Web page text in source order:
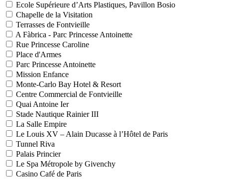
Ecole Supérieure d’Arts Plastiques, Pavillon Bosio
Chapelle de la Visitation
Terrasses de Fontvieille
A Fàbrica - Parc Princesse Antoinette
Rue Princesse Caroline
Place d'Armes
Parc Princesse Antoinette
Mission Enfance
Monte-Carlo Bay Hotel & Resort
Centre Commercial de Fontvieille
Quai Antoine Ier
Stade Nautique Rainier III
La Salle Empire
Le Louis XV – Alain Ducasse à l’Hôtel de Paris
Tunnel Riva
Palais Princier
Le Spa Métropole by Givenchy
Casino Café de Paris